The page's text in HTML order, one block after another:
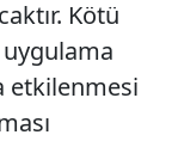
Kötü
etkilenmesi